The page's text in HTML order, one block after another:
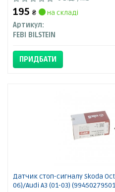
195 ₴
на складі
Артикул:
FEBI BILSTEIN
ПРИДБАТИ
Датчик стоп-сигналу Skoda
06)/Audi A3 (01-03)